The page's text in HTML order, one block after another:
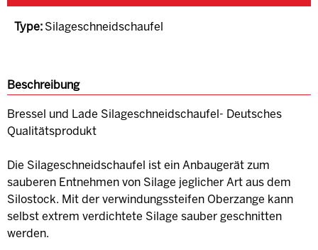
Type: Silageschneidschaufel
Beschreibung
Bressel und Lade Silageschneidschaufel- Deutsches
Qualitätsprodukt
Die Silageschneidschaufel ist ein Anbaugerät zum
sauberen Entnehmen von Silage jeglicher Art aus dem
Silostock. Mit der verwindungssteifen Oberzange kann
selbst extrem verdichtete Silage sauber geschnitten
werden.